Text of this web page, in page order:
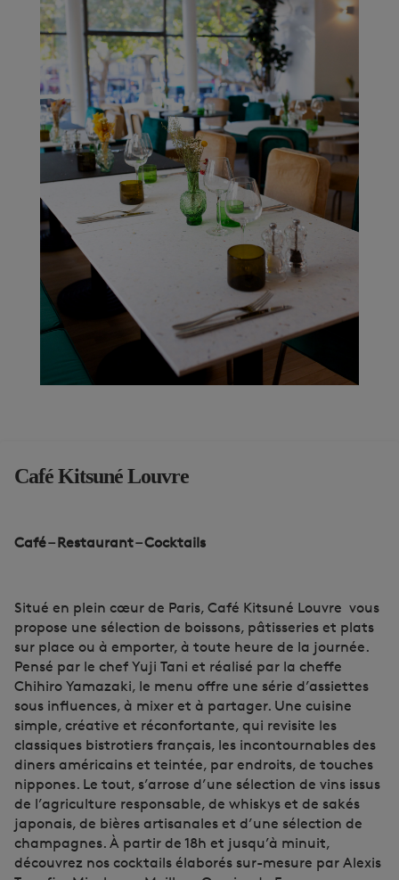
Café Kitsuné Louvre
Café – Restaurant – Cocktails
Situé en plein cœur de Paris, Café Kitsuné Louvre vous
propose une sélection de boissons, pâtisseries et plats
sur place ou à emporter, à toute heure de la journée.
Pensé par le chef Yuji Tani et réalisé par la cheffe
Chihiro Yamazaki, le menu offre une série d’assiettes
sous influences, à mixer et à partager. Une cuisine
simple, créative et réconfortante, qui revisite les
classiques bistrotiers français, les incontournables des
diners américains et teintée, par endroits, de touches
nippones. Le tout, s’arrose d’une sélection de vins issus
de l’agriculture responsable, de whiskys et de sakés
japonais, de bières artisanales et d’une sélection de
champagnes. À partir de 18h et jusqu’à minuit,
découvrez nos cocktails élaborés sur-mesure par Alexis